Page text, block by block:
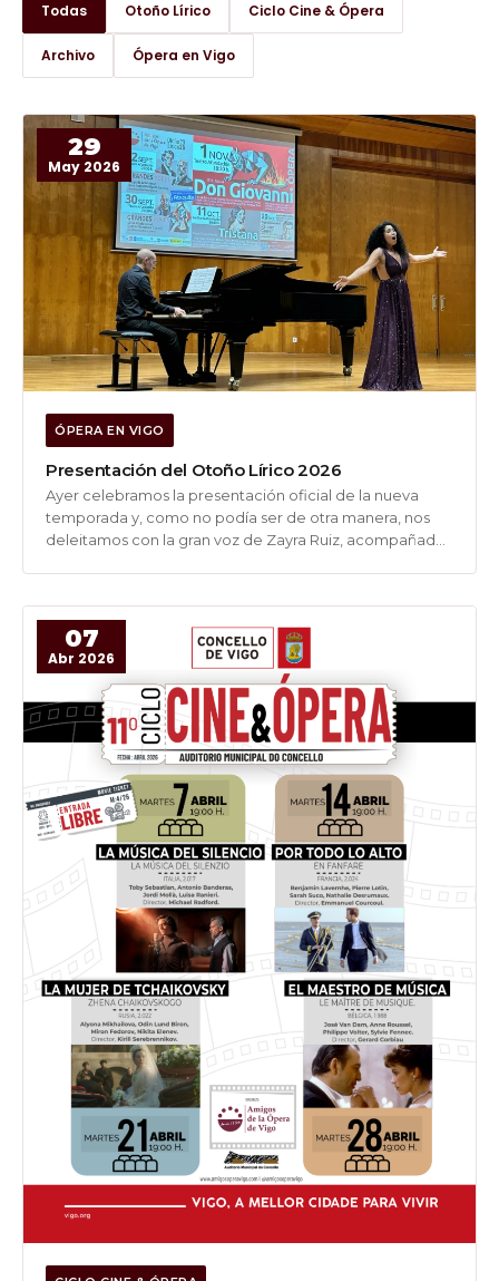
Todas Otoño Lírico Ciclo Cine & Ópera
Archivo Ópera en Vigo
29
May 2026
ÓPERA EN VIGO
Presentación del Otoño Lírico 2026
Ayer celebramos la presentación oficial de la nueva
temporada y, como no podía ser de otra manera, nos
deleitamos con la gran voz de Zayra Ruiz, acompañada
07
Abr 2026